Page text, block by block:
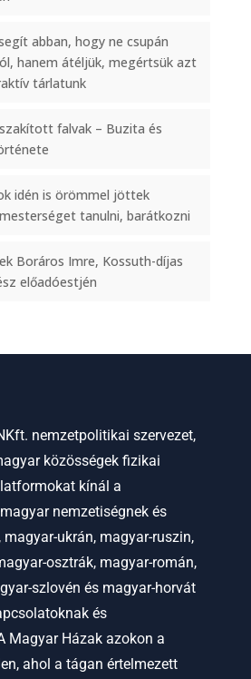
abban, hogy ne csupán
hanem átéljük, megértsük azt
tárlatunk
falvak – Buzita és
idén is örömmel jöttek
tanulni, barátkozni
Boráros Imre, Kossuth-díjas
előadóestjén
nemzetpolitikai szervezet,
közösségek fizikai
kínál a
nemzetiségnek és
magyar-ukrán, magyar-ruszin,
osztrák, magyar-román,
szlovén és magyar-horvát
és
Magyar Házak azokon a
ahol a tágan értelmezett